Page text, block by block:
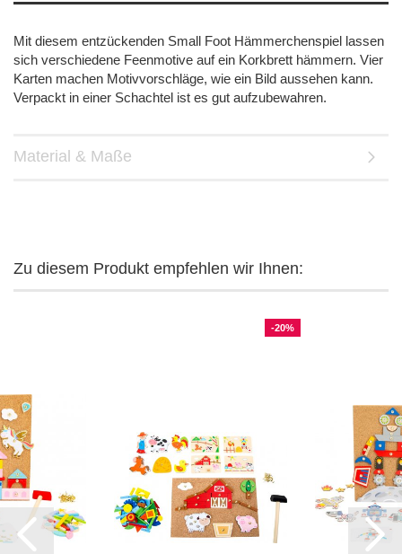
Mit diesem entzückenden Small Foot Hämmerchenspiel lassen
sich verschiedene Feenmotive auf ein Korkbrett hämmern. Vier
Karten machen Motivvorschläge, wie ein Bild aussehen kann.
Verpackt in einer Schachtel ist es gut aufzubewahren.
Material & Maße
Zu diesem Produkt empfehlen wir Ihnen:
-20%